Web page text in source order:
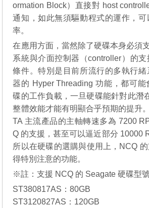
ormation Block）直接對 host
通知，如此無須驅動程式的運作，
率。
在應用方面，當然除了硬碟本身必須
系統與介面控制器（controller）的
條件。特別是目前所流行的多執行
器的 Hyper Threading 功能，都可能
碟的工作負載，一旦硬碟能針對此潛
整體效能才能有明顯合乎預期的提升
TA 主流產品的主軸轉速多為 7200
Q 的支援，甚至可以逼近部分 10000
所以在硬碟的選購與使用上，NCQ
得特別注意的功能。
※註：支援 NCQ 的 Seagate 硬碟型號
ST380817AS：80GB
ST3120827AS：120GB